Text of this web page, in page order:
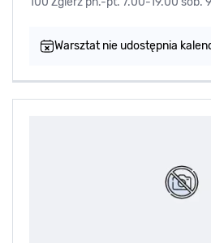
Warsztat nie udostępnia